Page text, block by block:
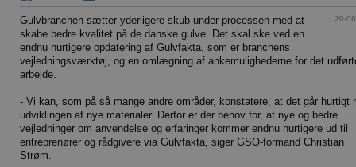
20-
Gulvbranchen sætter yderligere skub under processen med at
skabe bedre kvalitet på de danske gulve. Det skal ske ved en
endnu hurtigere opdatering af Gulvfakta, som er branchens
vejledningsværktøj, og en omlægning af ankemulighederne for det
arbejde.
- Vi kan, som på så mange andre områder, konstatere, at det går hurtigt
udviklingen af nye materialer. Derfor er der behov for, at nye og bedre
vejledninger om anvendelse og erfaringer kommer endnu hurtigere ud til
entreprenører og rådgivere via Gulvfakta, siger GSO-formand Christian
Strøm.